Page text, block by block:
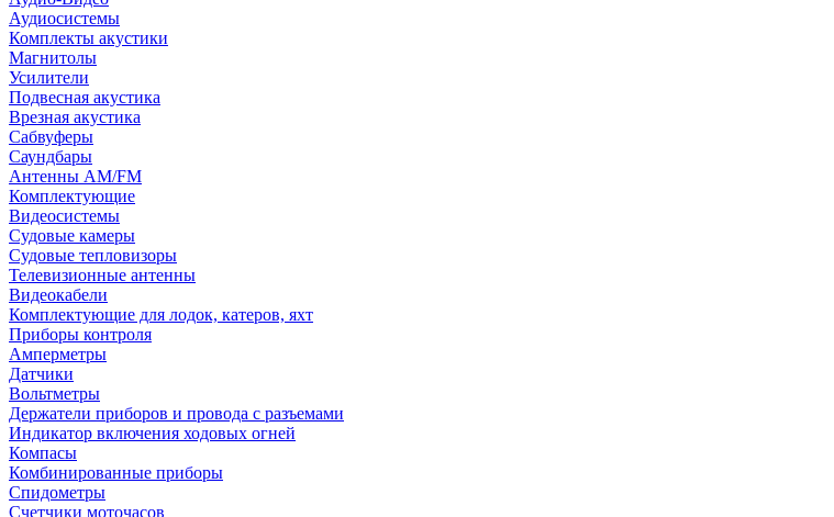
Аудиосистемы
Комплекты акустики
Магнитолы
Усилители
Подвесная акустика
Врезная акустика
Сабвуферы
Саундбары
Антенны AM/FM
Комплектующие
Видеосистемы
Судовые камеры
Cудовые тепловизоры
Телевизионные антенны
Видеокабели
Комплектующие для лодок, катеров, яхт
Приборы контроля
Амперметры
Датчики
Вольтметры
Держатели приборов и провода с разъемами
Индикатор включения ходовых огней
Компасы
Комбинированные приборы
Спидометры
Счетчики моточасов